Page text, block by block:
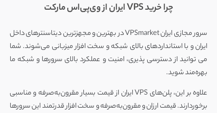
چرا خرید VPS ایران از وی‌پی‌اس مارکت
سرور مجازی ایران VPSmarket در بهترین و مجهزترین دیتاسنترهای داخل
ایران و با استانداردهای بالای شبکه و سخت افزار میزبانی می‌شوند. شما
می توانید از دسترسی پذیری، امنیت و عملکرد بالای سرورها و شبکه ما
بهره‌مند شوید.
علاوه بر این، پلن‌های VPS ایران از قیمت بسیار مقرون‌به‌صرفه و مناسبی
برخوردارند. قیمت ارزان و مقرون‌به‌صرفه و سخت افزار قدرتمند این سرورها